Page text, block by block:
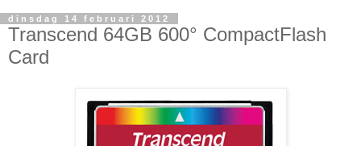
dinsdag 14 februari 2012
Transcend 64GB 600° CompactFlash
Card